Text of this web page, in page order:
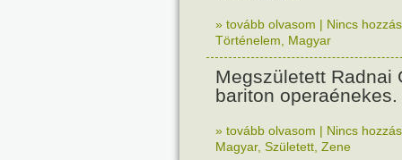
» tovább olvasom | Nincs
Történelem
Magyar
Megszületett Radnai
bariton operaénekes.
» tovább olvasom | Nincs
Magyar, Született Zene